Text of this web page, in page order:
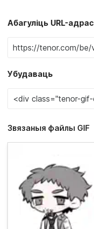
Абагуліць URL-адрас
Убудаваць
Звязаныя файлы GIF